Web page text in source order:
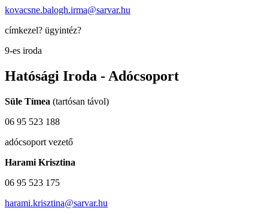
kovacsne.balogh.irma@sarvar.hu
címkezel? ügyintéz?
9-es iroda
Hatósági Iroda - Adócsoport
Süle Tímea (tartósan távol)
06 95 523 188
adócsoport vezető
Harami Krisztina
06 95 523 175
harami.krisztina@sarvar.hu